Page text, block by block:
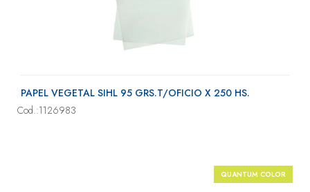
PAPEL VEGETAL SIHL 95 GRS.T/OFICIO X 250 HS.
Cod.:1126983
QUANTUM COLOR